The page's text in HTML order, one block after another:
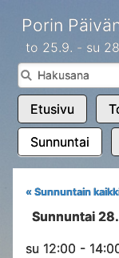
Porin
to 25.9. - su
Etusivu
Sunnuntai
« Sunnuntain
Sunnuntai
su 12:00 -